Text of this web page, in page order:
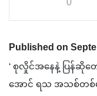
0
Published on
‘ စုလှိုင်အနေနဲ့ ပြန်ဆို
အောင် ရသ အသစ်တစ်မ